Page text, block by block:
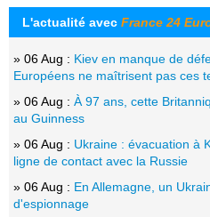
L'actualité avec France 24
» 06 Aug : Kiev en manque de
Européens ne maîtrisent pas ces
» 06 Aug : À 97 ans, cette
au Guinness
» 06 Aug : Ukraine : évacuation à
ligne de contact avec la Russie
» 06 Aug : En Allemagne, un
d'espionnage